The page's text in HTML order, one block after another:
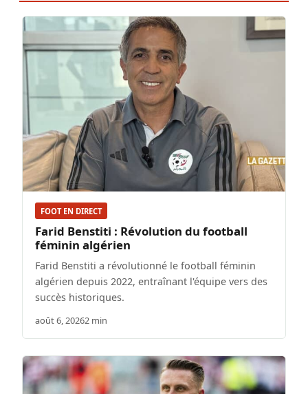
FOOT EN DIRECT
Farid Benstiti : Révolution du football
féminin algérien
Farid Benstiti a révolutionné le football féminin
algérien depuis 2022, entraînant l'équipe vers des
succès historiques.
août 6, 20262 min